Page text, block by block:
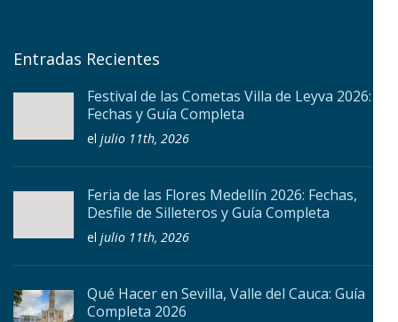
Entradas Recientes
Festival de las Cometas Villa de Leyva 2026:
Fechas y Guía Completa
el julio 11th, 2026
Feria de las Flores Medellín 2026: Fechas,
Desfile de Silleteros y Guía Completa
el julio 11th, 2026
Qué Hacer en Sevilla, Valle del Cauca: Guía
Completa 2026